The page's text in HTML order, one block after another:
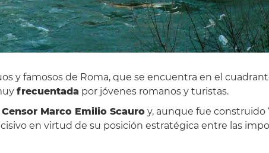
y famosos de Roma, que se encuentra en el
frecuentada por jóvenes romanos y turistas.
Censor Marco Emilio Scauroy, aunque fue construido
en virtud de su posición estratégica entre las